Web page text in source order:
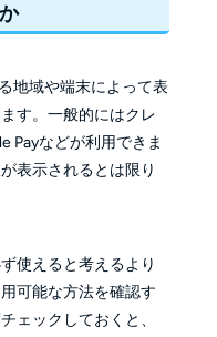
地域や端末によって表
す。一般的にはクレ
Payなどが利用できま
表示されるとは限り
使えると考えるより
可能な方法を確認す
ェックしておくと、